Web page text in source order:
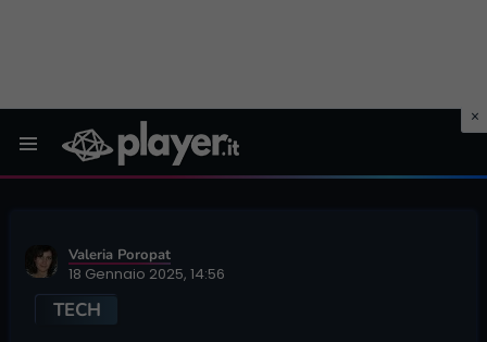
Valeria Poropat
18 Gennaio 2025, 14:56
TECH